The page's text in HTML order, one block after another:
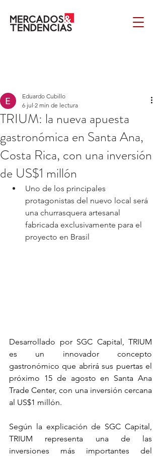
TRIUM: la nueva apuesta
gastronómica en Santa Ana,
Costa Rica, con una inversión
de US$1 millón
Eduardo Cubillo
6 jul 2 min de lectura
Uno de los principales
protagonistas del nuevo local será
una churrasquera artesanal
fabricada exclusivamente para el
proyecto en Brasil
Desarrollado por SGC Capital, TRIUM
es un innovador concepto
gastronómico que abrirá sus puertas el
próximo 15 de agosto en Santa Ana
Trade Center, con una inversión cercana
al US$1 millón.
Según la explicación de SGC Capital,
TRIUM representa una de las
inversiones más importantes del